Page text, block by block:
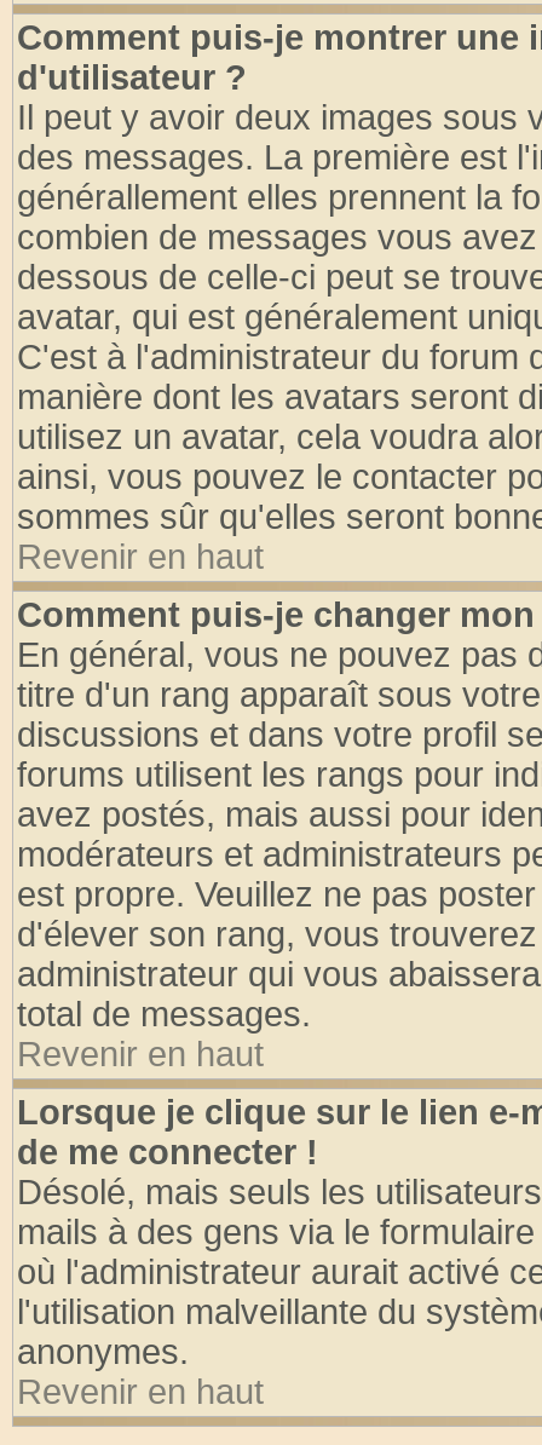
Comment puis-je montrer une
d'utilisateur ?
Il peut y avoir deux images sous
des messages. La première est
générallement elles prennent la
combien de messages vous
dessous de celle-ci peut se
avatar, qui est généralement
C'est à l'administrateur du forum
manière dont les avatars seront
utilisez un avatar, cela voudra
ainsi, vous pouvez le contacter
sommes sûr qu'elles seront
Revenir en haut
Comment puis-je changer
En général, vous ne pouvez pas
titre d'un rang apparaît sous
discussions et dans votre profil
forums utilisent les rangs pour
avez postés, mais aussi pour
modérateurs et administrateurs
est propre. Veuillez ne pas
d'élever son rang, vous
administrateur qui vous
total de messages.
Revenir en haut
Lorsque je clique sur le lien e-
de me connecter !
Désolé, mais seuls les
mails à des gens via le
où l'administrateur aurait activé
l'utilisation malveillante du
anonymes.
Revenir en haut